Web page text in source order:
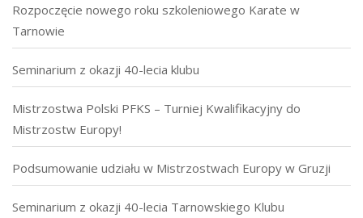
Rozpoczęcie nowego roku szkoleniowego Karate w
Tarnowie
Seminarium z okazji 40-lecia klubu
Mistrzostwa Polski PFKS – Turniej Kwalifikacyjny do
Mistrzostw Europy!
Podsumowanie udziału w Mistrzostwach Europy w Gruzji
Seminarium z okazji 40-lecia Tarnowskiego Klubu